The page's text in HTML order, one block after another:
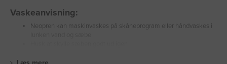
Vaskeanvisning:
Neopren kan maskinvaskes på skåneprogram eller håndvaskes i